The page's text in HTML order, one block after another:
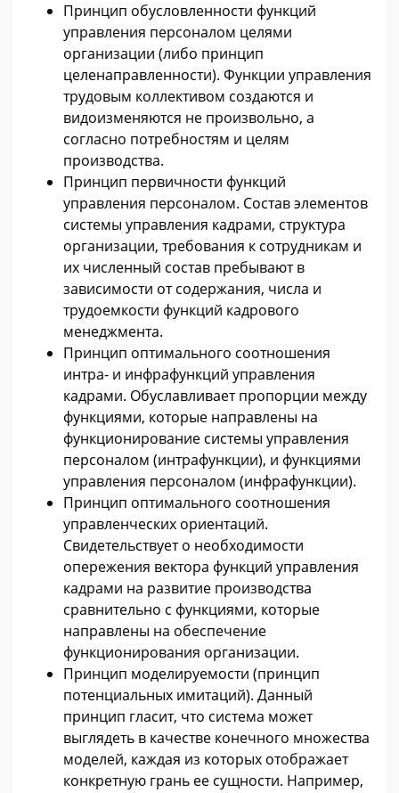
Принцип обусловленности функций
управления персоналом целями
организации (либо принцип
целенаправленности). Функции управления
трудовым коллективом создаются и
видоизменяются не произвольно, а
согласно потребностям и целям
производства.
Принцип первичности функций
управления персоналом. Состав элементов
системы управления кадрами, структура
организации, требования к сотрудникам и
их численный состав пребывают в
зависимости от содержания, числа и
трудоемкости функций кадрового
менеджмента.
Принцип оптимального соотношения
интра- и инфрафункций управления
кадрами. Обуславливает пропорции между
функциями, которые направлены на
функционирование системы управления
персоналом (интрафункции), и функциями
управления персоналом (инфрафункции).
Принцип оптимального соотношения
управленческих ориентаций.
Свидетельствует о необходимости
опережения вектора функций управления
кадрами на развитие производства
сравнительно с функциями, которые
направлены на обеспечение
функционирования организации.
Принцип моделируемости (принцип
потенциальных имитаций). Данный
принцип гласит, что система может
выглядеть в качестве конечного множества
моделей, каждая из которых отображает
конкретную грань ее сущности. Например,